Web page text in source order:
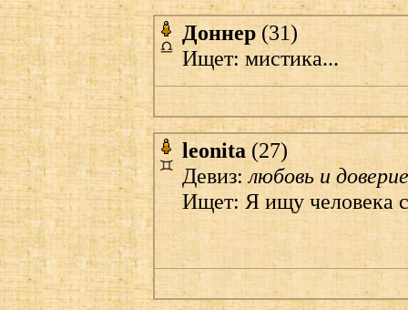
Доннер(31)
Ищет: мистика...
leonita (27)
Девиз:любовь и доверие
Ищет: Я ищу человека